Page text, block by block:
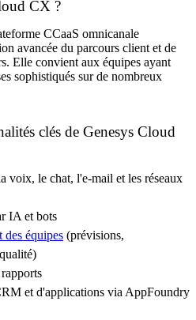
CX ?
CCaaS omnicanale
avancée du parcours client et de
Elle convient aux équipes ayant
sophistiqués sur de nombreux
clés de Genesys Cloud
voix, le chat, l'e-mail et les réseaux
IA et bots
des équipes (prévisions,
et d'applications via AppFoundry